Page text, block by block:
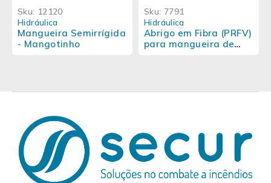
Sku: 12120
Hidráulica
Mangueira Semirrígida
- Mangotinho
Sku: 7791
Hidráulica
Abrigo em Fibra (PRFV)
para mangueira de